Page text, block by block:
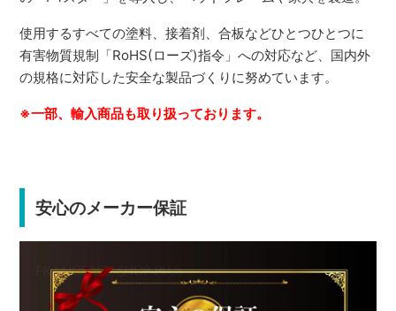
使用するすべての塗料、接着剤、合板などひとつひとつに
有害物質規制「RoHS(ローズ)指令」への対応など、国内外
の規格に対応した安全な製品づくりに努めています。
※一部、輸入商品も取り扱っております。
安心のメーカー保証